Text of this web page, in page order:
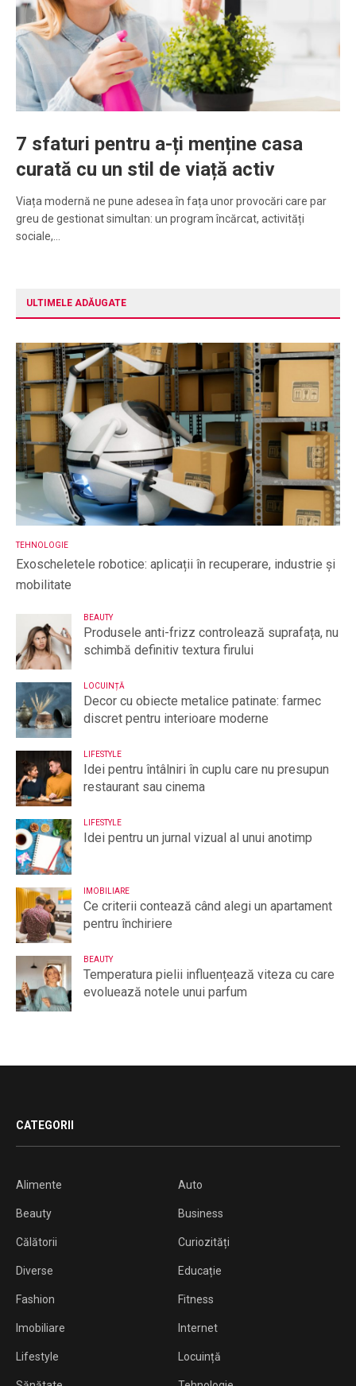
7 sfaturi pentru a-ți menține casa
curată cu un stil de viață activ
Viața modernă ne pune adesea în fața unor provocări care par
greu de gestionat simultan: un program încărcat, activități
sociale,…
ULTIMELE ADĂUGATE
TEHNOLOGIE
Exoscheletele robotice: aplicații în recuperare, industrie și
mobilitate
BEAUTY
Produsele anti-frizz controlează suprafața, nu
schimbă definitiv textura firului
LOCUINȚĂ
Decor cu obiecte metalice patinate: farmec
discret pentru interioare moderne
LIFESTYLE
Idei pentru întâlniri în cuplu care nu presupun
restaurant sau cinema
LIFESTYLE
Idei pentru un jurnal vizual al unui anotimp
IMOBILIARE
Ce criterii contează când alegi un apartament
pentru închiriere
BEAUTY
Temperatura pielii influențează viteza cu care
evoluează notele unui parfum
CATEGORII
Alimente Auto
Beauty Business
Călătorii Curiozități
Diverse Educație
Fashion Fitness
Imobiliare Internet
Lifestyle Locuință